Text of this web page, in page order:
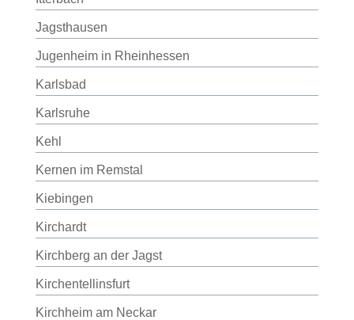
Jagsthausen
Jugenheim in Rheinhessen
Karlsbad
Karlsruhe
Kehl
Kernen im Remstal
Kiebingen
Kirchardt
Kirchberg an der Jagst
Kirchentellinsfurt
Kirchheim am Neckar